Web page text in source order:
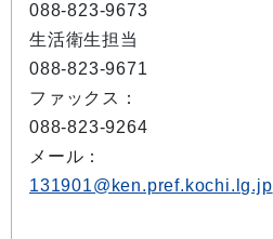
088-823-9673
生活衛生担当
088-823-9671
ファックス：
088-823-9264
メール：
131901@ken.pref.kochi.lg.jp